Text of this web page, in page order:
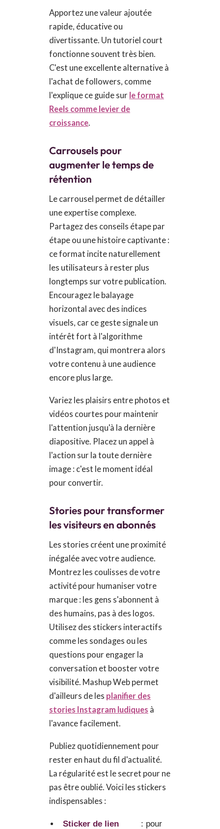
Apportez une valeur ajoutée
rapide, éducative ou
divertissante. Un tutoriel court
fonctionne souvent très bien.
C'est une excellente alternative à
l'achat de followers, comme
l'explique ce guide sur le format
Reels comme levier de
croissance.
Carrousels pour
augmenter le temps de
rétention
Le carrousel permet de détailler
une expertise complexe.
Partagez des conseils étape par
étape ou une histoire captivante :
ce format incite naturellement
les utilisateurs à rester plus
longtemps sur votre publication.
Encouragez le balayage
horizontal avec des indices
visuels, car ce geste signale un
intérêt fort à l'algorithme
d'Instagram, qui montrera alors
votre contenu à une audience
encore plus large.
Variez les plaisirs entre photos et
vidéos courtes pour maintenir
l'attention jusqu'à la dernière
diapositive. Placez un appel à
l'action sur la toute dernière
image : c'est le moment idéal
pour convertir.
Stories pour transformer
les visiteurs en abonnés
Les stories créent une proximité
inégalée avec votre audience.
Montrez les coulisses de votre
activité pour humaniser votre
marque : les gens s'abonnent à
des humains, pas à des logos.
Utilisez des stickers interactifs
comme les sondages ou les
questions pour engager la
conversation et booster votre
visibilité. Mashup Web permet
d'ailleurs de les planifier des
stories Instagram ludiques à
l'avance facilement.
Publiez quotidiennement pour
rester en haut du fil d'actualité.
La régularité est le secret pour ne
pas être oublié. Voici les stickers
indispensables :
Sticker de lien
: pour